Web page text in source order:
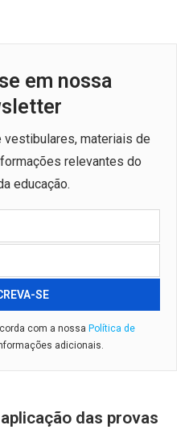
em nossa
materiais de
relevantes do
educação.
SE
com a nossa Política de
adicionais.
das provas